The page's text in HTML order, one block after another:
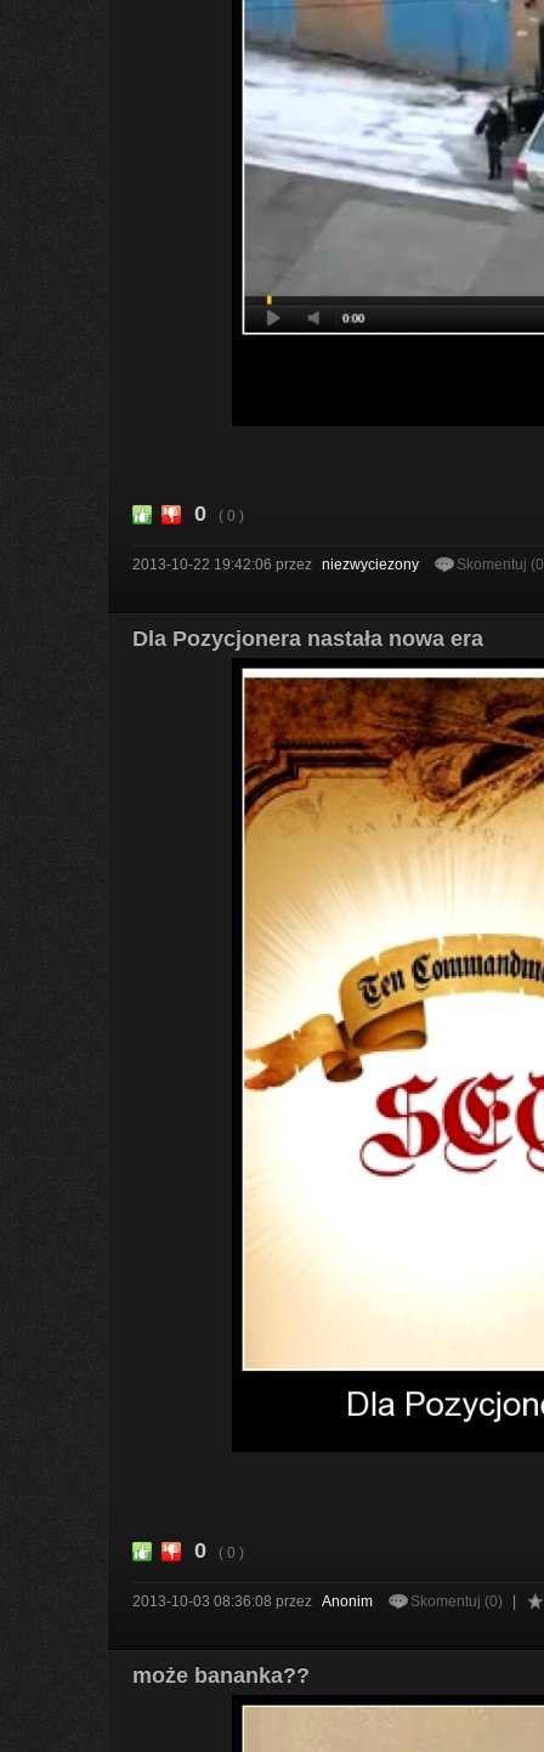
0 ( 0 )
2013-10-22 19:42:06 przez niezwyciezony Skomentuj
Dla Pozycjonera nastała nowa era
0 ( 0 )
2013-10-03 08:36:08 przez Anonim Skomentuj (0)
może bananka??